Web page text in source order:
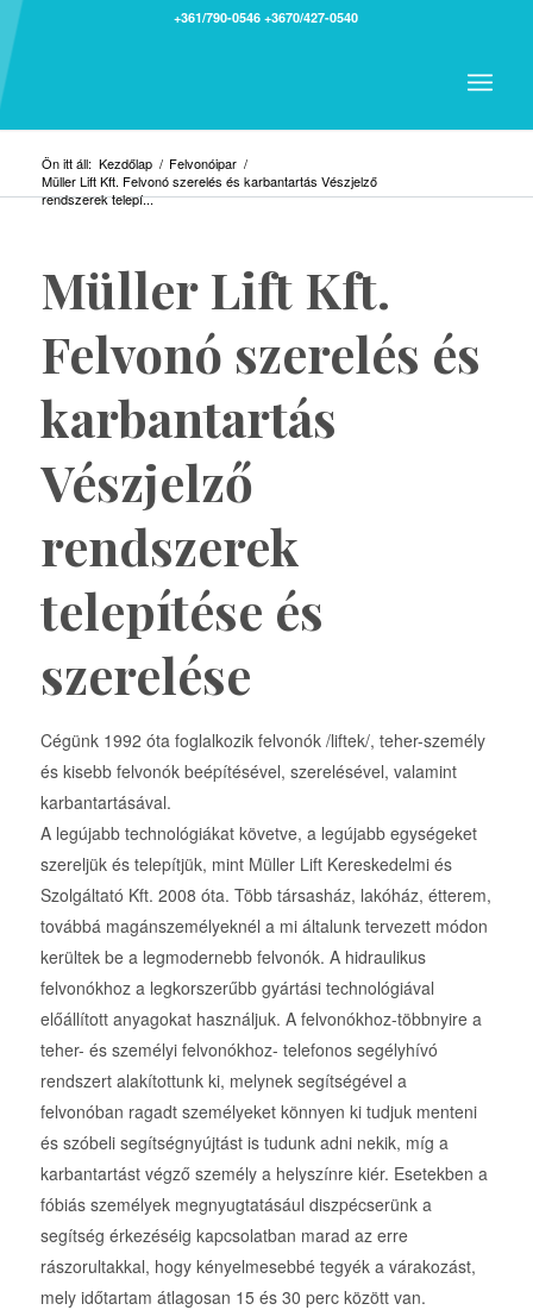
+361/790-0546 +3670/427-0540
Ön itt áll: Kezdőlap / Felvonóipar /
Müller Lift Kft. Felvonó szerelés és karbantartás Vészjelző
rendszerek telepí...
Müller Lift Kft.
Felvonó szerelés és
karbantartás
Vészjelző
rendszerek
telepítése és
szerelése
Cégünk 1992 óta foglalkozik felvonók /liftek/, teher-személy
és kisebb felvonók beépítésével, szerelésével, valamint
karbantartásával.
A legújabb technológiákat követve, a legújabb egységeket
szereljük és telepítjük, mint Müller Lift Kereskedelmi és
Szolgáltató Kft. 2008 óta. Több társasház, lakóház, étterem,
továbbá magánszemélyeknél a mi általunk tervezett módon
kerültek be a legmodernebb felvonók. A hidraulikus
felvonókhoz a legkorszerűbb gyártási technológiával
előállított anyagokat használjuk. A felvonókhoz-többnyire a
teher- és személyi felvonókhoz- telefonos segélyhívó
rendszert alakítottunk ki, melynek segítségével a
felvonóban ragadt személyeket könnyen ki tudjuk menteni
és szóbeli segítségnyújtást is tudunk adni nekik, míg a
karbantartást végző személy a helyszínre kiér. Esetekben a
fóbiás személyek megnyugtatásául diszpécserünk a
segítség érkezéséig kapcsolatban marad az erre
rászorultakkal, hogy kényelmesebbé tegyék a várakozást,
mely időtartam átlagosan 15 és 30 perc között van.